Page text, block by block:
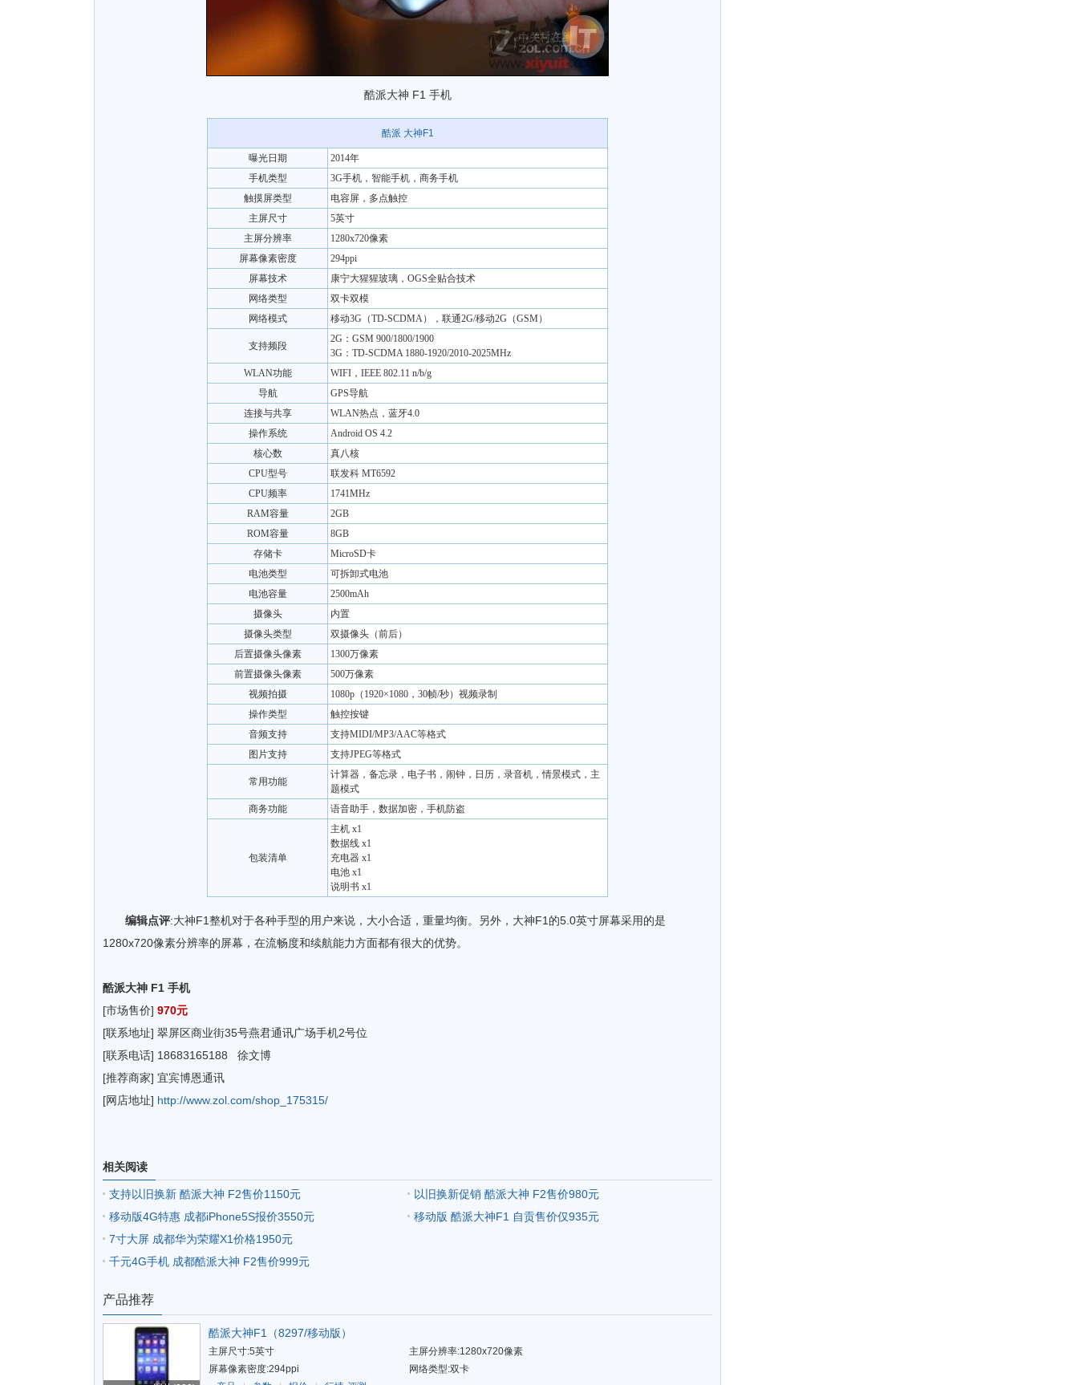
酷派大神 F1 手机
酷派 大神F1
曝光日期
2014年
手机类型
3G手机，智能手机，商务手机
触摸屏类型
电容屏，多点触控
主屏尺寸
5英寸
主屏分辨率
1280x720像素
屏幕像素密度
294ppi
屏幕技术
康宁大猩猩玻璃，OGS全贴合技术
网络类型
双卡双模
网络模式
移动3G（TD-SCDMA），联通2G/移动2G（GSM）
支持频段
2G：GSM 900/1800/1900
3G：TD-SCDMA 1880-1920/2010-2025MHz
WLAN功能
WIFI，IEEE 802.11 n/b/g
导航
GPS导航
连接与共享
WLAN热点，蓝牙4.0
操作系统
Android OS 4.2
核心数
真八核
CPU型号
联发科 MT6592
CPU频率
1741MHz
RAM容量
2GB
ROM容量
8GB
存储卡
MicroSD卡
电池类型
可拆卸式电池
电池容量
2500mAh
摄像头
内置
摄像头类型
双摄像头（前后）
后置摄像头像素
1300万像素
前置摄像头像素
500万像素
视频拍摄
1080p（1920×1080，30帧/秒）视频录制
操作类型
触控按键
音频支持
支持MIDI/MP3/AAC等格式
图片支持
支持JPEG等格式
常用功能
计算器，备忘录，电子书，闹钟，日历，录音机，情景模式，主
题模式
商务功能
语音助手，数据加密，手机防盗
包装清单
主机 x1
数据线 x1
充电器 x1
电池 x1
说明书 x1
编辑点评:大神F1整机对于各种手型的用户来说，大小合适，重量均衡。另外，大神F1的5.0英寸屏幕采用的是
1280x720像素分辨率的屏幕，在流畅度和续航能力方面都有很大的优势。
酷派大神 F1 手机
[市场售价] 970元
[联系地址] 翠屏区商业街35号燕君通讯广场手机2号位
[联系电话] 18683165188 徐文博
[推荐商家] 宜宾博恩通讯
[网店地址] http://www.zol.com/shop_175315/
相关阅读
支持以旧换新 酷派大神 F2售价1150元
移动版4G特惠 成都iPhone5S报价3550元
7寸大屏 成都华为荣耀X1价格1950元
千元4G手机 成都酷派大神 F2售价999元
以旧换新促销 酷派大神 F2售价980元
移动版 酷派大神F1 自贡售价仅935元
产品推荐
酷派大神F1（8297/移动版）
主屏尺寸:5英寸
主屏分辨率:1280x720像素
屏幕像素密度:294ppi
网络类型:双卡